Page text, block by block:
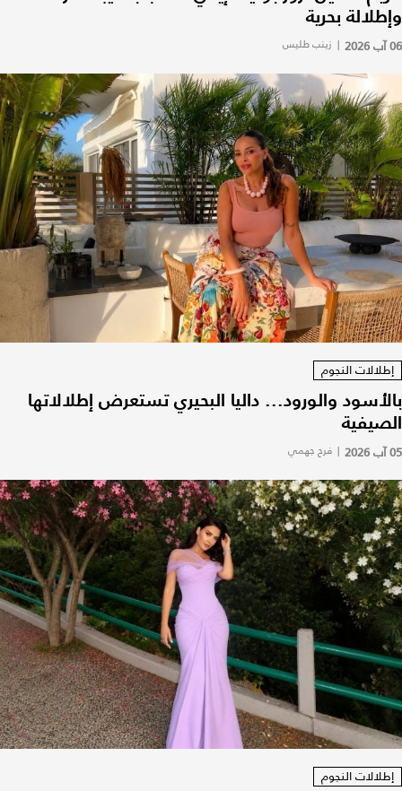
وإطلالة بحرية
06 آب 2026 | زينب طليس
إطلالات النجوم
بالأسود والورود... داليا البحيري تستعرض إطلالاتها
الصيفية
05 آب 2026 | فرح جهمي
إطلالات النجوم